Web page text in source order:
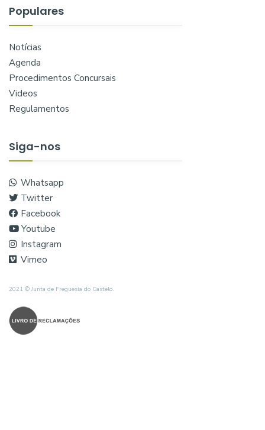
Populares
Notícias
Agenda
Procedimentos Concursais
Videos
Regulamentos
Siga-nos
Whatsapp
Twitter
Facebook
Youtube
Instagram
Vimeo
2021 © Junta de Freguesia do Castelo.